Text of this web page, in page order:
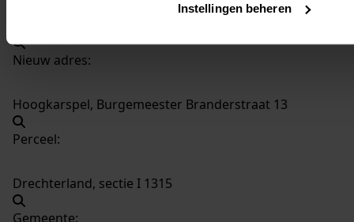
Instellingen beheren
Nieuw adres:
Hoogkarspel, Burgemeester Branderstraat 13
Perceel:
Drechterland, sectie I 1315
Gemeente: